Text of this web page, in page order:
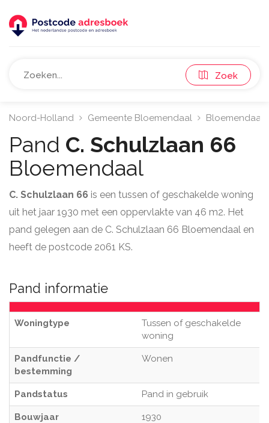
Zoek
Noord-Holland Gemeente Bloemendaal Bloemendaal
Pand C. Schulzlaan 66
Bloemendaal
C. Schulzlaan 66 is een tussen of geschakelde woning
uit het jaar 1930 met een oppervlakte van 46 m2. Het
pand gelegen aan de C. Schulzlaan 66 Bloemendaal en
heeft de postcode 2061 KS.
Pand informatie
Woningtype
Tussen of geschakelde
woning
Pandfunctie /
bestemming
Wonen
Pandstatus Pand in gebruik
Bouwjaar 1930